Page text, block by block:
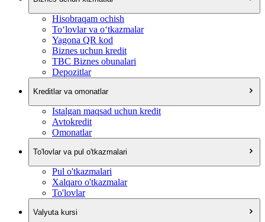
Hisobraqam ochish
To‘lovlar va o‘tkazmalar
Yagona QR kod
Biznes uchun kredit
TBC Biznes obunalari
Depozitlar
Kreditlar va omonatlar
Istalgan maqsad uchun kredit
Avtokredit
Omonatlar
To'lovlar va pul o'tkazmalari
Pul o'tkazmalari
Xalqaro o'tkazmalar
To'lovlar
Valyuta kursi